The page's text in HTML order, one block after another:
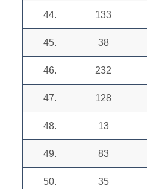
44. 133
45. 38
46. 232
47. 128
48. 13
49. 83
50. 35